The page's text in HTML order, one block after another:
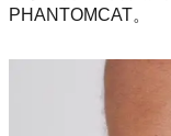
PHANTOMCAT。